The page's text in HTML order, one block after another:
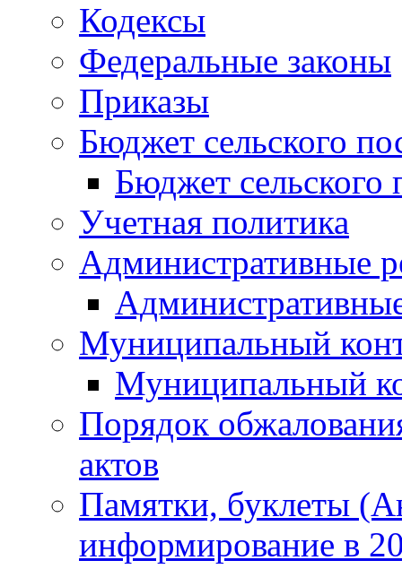
Кодексы
Федеральные законы
Приказы
Бюджет сельского
Бюджет сельского
Учетная политика
Административные
Муниципальный
Муниципальный
Порядок
актов
Памятки, буклеты
информирование в